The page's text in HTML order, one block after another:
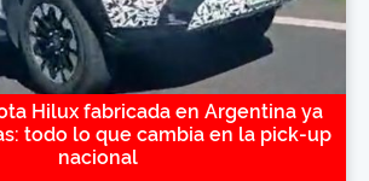
Hilux fabricada en Argentina ya
todo lo que cambia en la pick-up
nacional